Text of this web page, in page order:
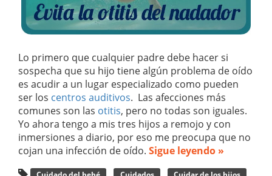
Lo primero que cualquier padre debe hacer si
sospecha que su hijo tiene algún problema de oído
es acudir a un lugar especializado como pueden
ser los centros auditivos. Las afecciones más
comunes son las otitis, pero no todas son iguales.
Yo ahora tengo a mis tres hijos a remojo y con
inmersiones a diario, por eso me preocupa que no
cojan una infección de oído. Sigue leyendo »